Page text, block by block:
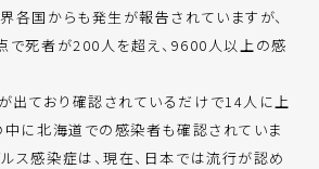
各国からも発生が報告されていますが、
で死者が200人を超え、9600人以上の感
出ており確認されているだけで14人に上
中に北海道での感染者も確認されていま
ス感染症は、現在、日本では流行が認め